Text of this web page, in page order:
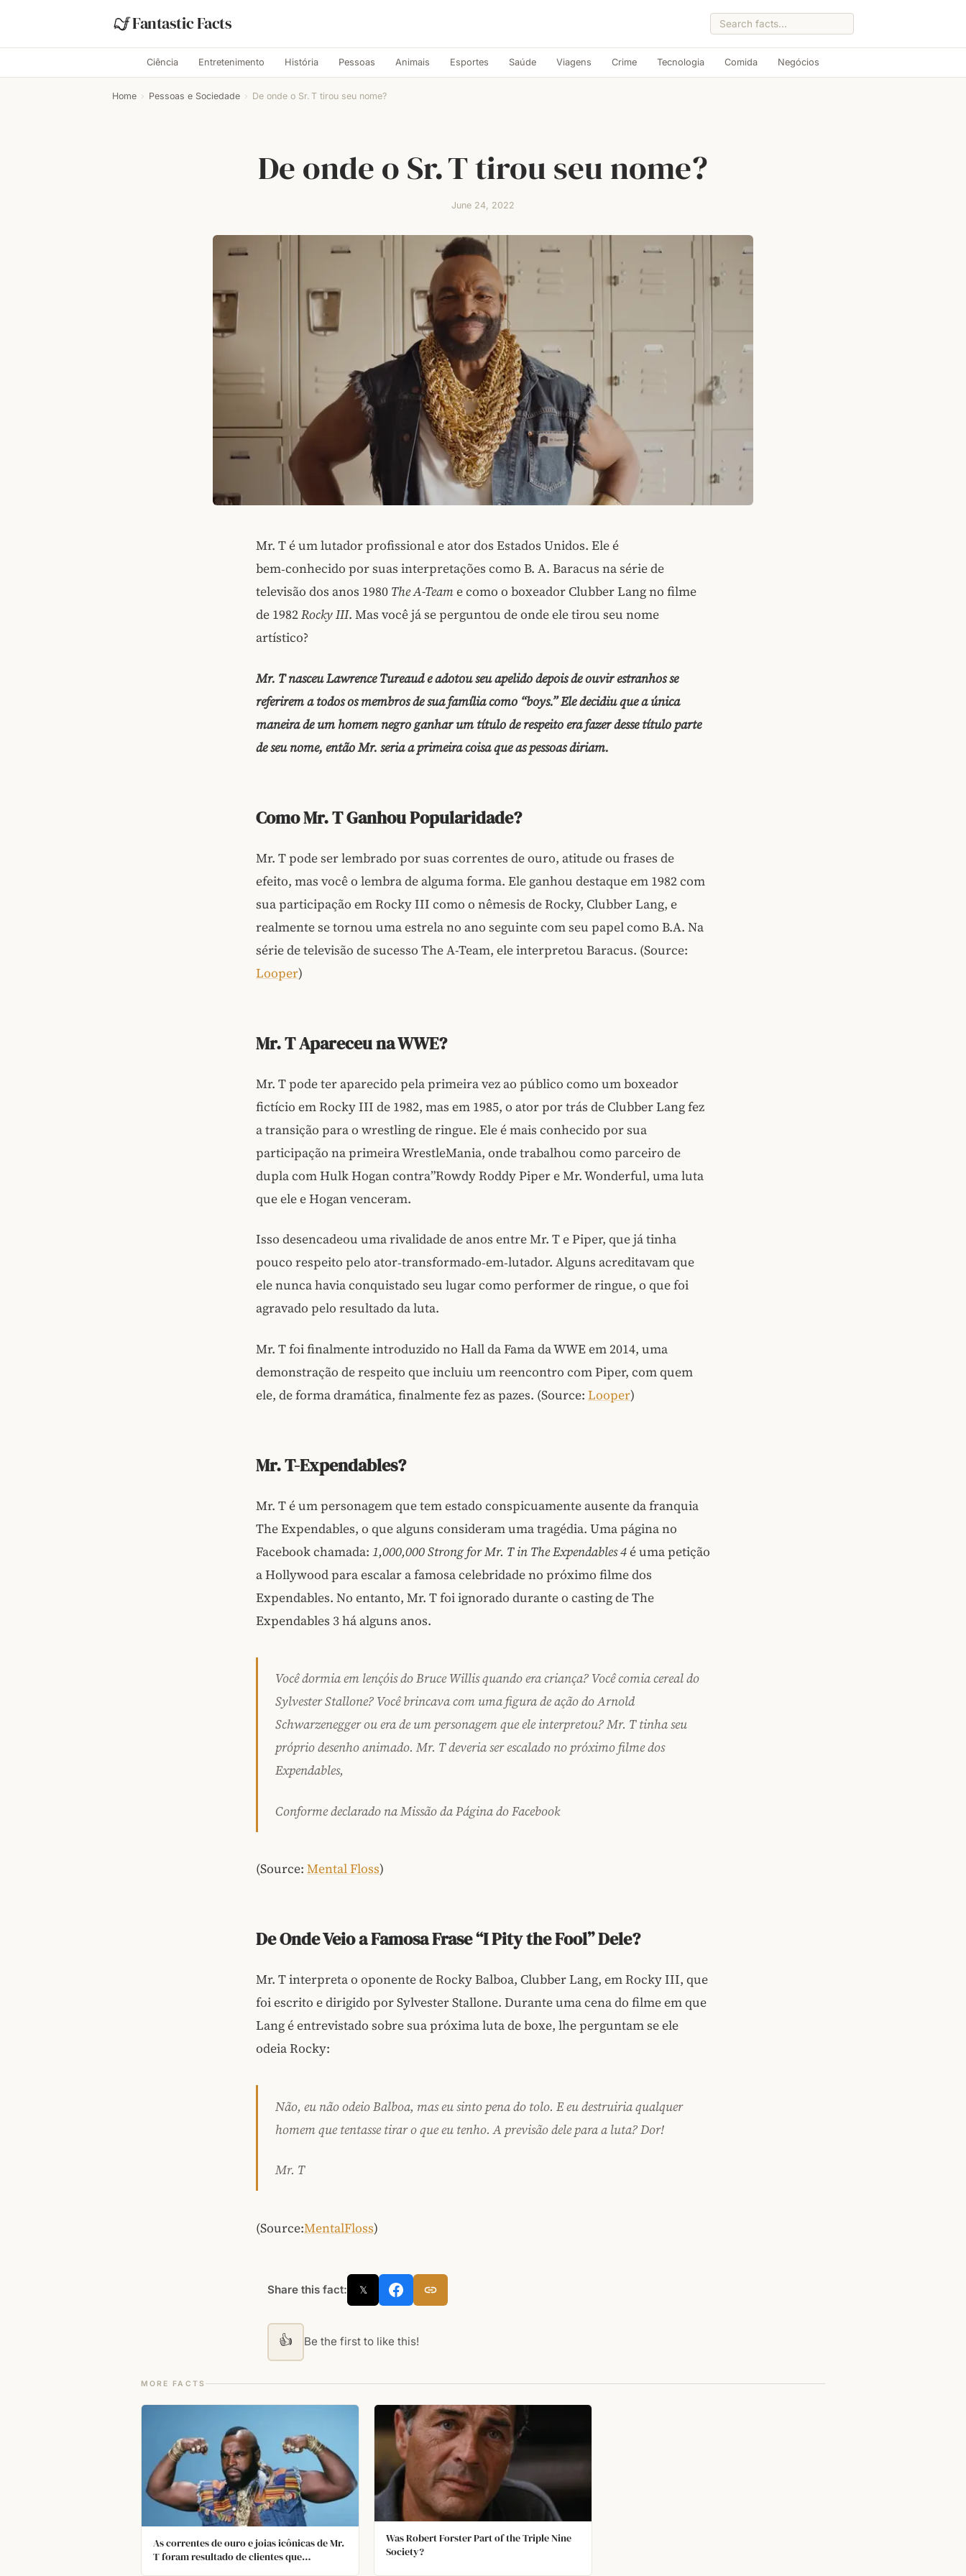
Fantastic Facts
Ciência Entretenimento História Pessoas Animais Esportes Saúde Viagens Crime Tecnologia Comida Negócios
Home › Pessoas e Sociedade › De onde o Sr. T tirou seu nome?
De onde o Sr. T tirou seu nome?
June 24, 2022
Mr. T é um lutador profissional e ator dos Estados Unidos. Ele é
bem‑conhecido por suas interpretações como B. A. Baracus na série de
televisão dos anos 1980 The A-Teame como o boxeador Clubber Lang no filme
de 1982Rocky III. Mas você já se perguntou de onde ele tirou seu nome
artístico?
Mr. T nasceu Lawrence Tureaud e adotou seu apelido depois de ouvir estranhos se
referirem a todos os membros de sua família como “boys.” Ele decidiu que a única
maneira de um homem negro ganhar um título de respeito era fazer desse título parte
de seu nome, então Mr. seria a primeira coisa que as pessoas diriam.
Como Mr. T Ganhou Popularidade?
Mr. T pode ser lembrado por suas correntes de ouro, atitude ou frases de
efeito, mas você o lembra de alguma forma. Ele ganhou destaque em 1982 com
sua participação em Rocky III como o nêmesis de Rocky, Clubber Lang, e
realmente se tornou uma estrela no ano seguinte com seu papel como B.A. Na
série de televisão de sucesso The A-Team, ele interpretou Baracus. (Source:
Looper)
Mr. T Apareceu na WWE?
Mr. T pode ter aparecido pela primeira vez ao público como um boxeador
fictício em Rocky III de 1982, mas em 1985, o ator por trás de Clubber Lang fez
a transição para o wrestling de ringue. Ele é mais conhecido por sua
participação na primeira WrestleMania, onde trabalhou como parceiro de
dupla com Hulk Hogan contra”Rowdy Roddy Piper e Mr. Wonderful, uma luta
que ele e Hogan venceram.
Isso desencadeou uma rivalidade de anos entre Mr. T e Piper, que já tinha
pouco respeito pelo ator‑transformado‑em‑lutador. Alguns acreditavam que
ele nunca havia conquistado seu lugar como performer de ringue, o que foi
agravado pelo resultado da luta.
Mr. T foi finalmente introduzido no Hall da Fama da WWE em 2014, uma
demonstração de respeito que incluiu um reencontro com Piper, com quem
ele, de forma dramática, finalmente fez as pazes. (Source: Looper)
Mr. T-Expendables?
Mr. T é um personagem que tem estado conspicuamente ausente da franquia
The Expendables, o que alguns consideram uma tragédia. Uma página no
Facebook chamada: 1,000,000 Strong for Mr. T in The Expendables 4é uma petição
a Hollywood para escalar a famosa celebridade no próximo filme dos
Expendables. No entanto, Mr. T foi ignorado durante o casting de The
Expendables 3 há alguns anos.
Você dormia em lençóis do Bruce Willis quando era criança? Você comia cereal do
Sylvester Stallone? Você brincava com uma figura de ação do Arnold
Schwarzenegger ou era de um personagem que ele interpretou? Mr. T tinha seu
próprio desenho animado. Mr. T deveria ser escalado no próximo filme dos
Expendables,
Conforme declarado na Missão da Página do Facebook
(Source: Mental Floss)
De Onde Veio a Famosa Frase “I Pity the Fool” Dele?
Mr. T interpreta o oponente de Rocky Balboa, Clubber Lang, em Rocky III, que
foi escrito e dirigido por Sylvester Stallone. Durante uma cena do filme em que
Lang é entrevistado sobre sua próxima luta de boxe, lhe perguntam se ele
odeia Rocky:
Não, eu não odeio Balboa, mas eu sinto pena do tolo. E eu destruiria qualquer
homem que tentasse tirar o que eu tenho. A previsão dele para a luta? Dor!
Mr. T
(Source:MentalFloss)
Share this fact: 𝕏
👍 Be the first to like this!
MORE FACTS
As correntes de ouro e joias icônicas de Mr.
T foram resultado de clientes que
Was Robert Forster Part of the Triple Nine
Society?